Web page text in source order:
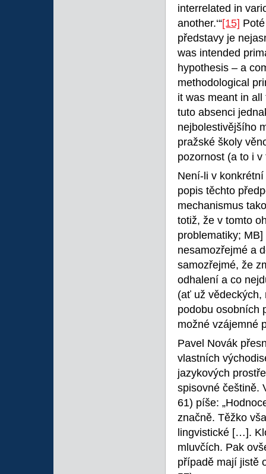
interrelated in
another.‘“[15]
představy je
was intended
hypothesis – a
methodological
it was meant in
tuto absenci
nejbolestivějšího
pražské školy
pozornost (a to i
Není-li v
popis těchto
mechanismus
totiž, že v tomto
problematiky;
nesamozřejmé a
samozřejmé, že
odhalení a co
(ať už vědeckých,
podobu osobních
možné vzájemné
Pavel Novák
vlastních
jazykových
spisovné češtině.
61) píše:
značně. Těžko
lingvistické […].
mluvčích. Pak
případě mají jistě